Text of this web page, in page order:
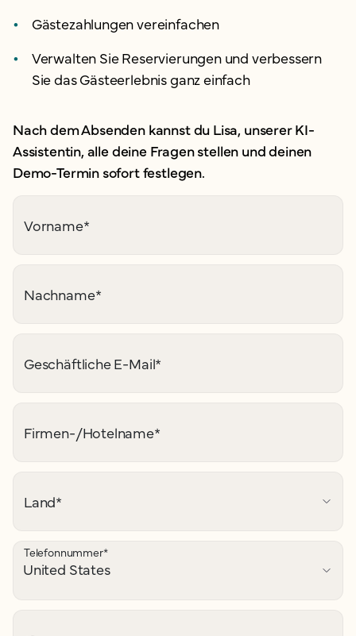
Gästezahlungen vereinfachen
Verwalten Sie Reservierungen und verbessern
Sie das Gästeerlebnis ganz einfach
Nach dem Absenden kannst du Lisa, unserer KI-
Assistentin, alle deine Fragen stellen und deinen
Demo-Termin sofort festlegen.
Vorname*
Nachname*
Geschäftliche E-Mail*
Firmen-/Hotelname*
Land*
Telefonnummer*